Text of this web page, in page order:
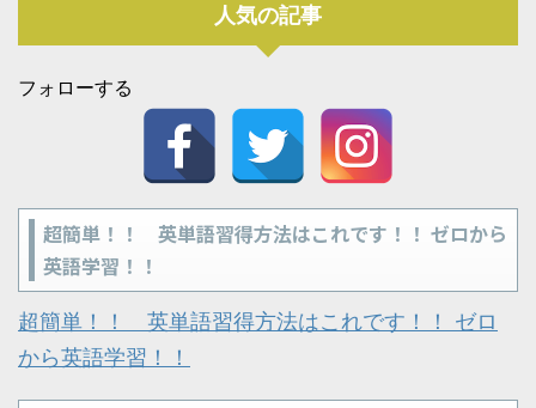
人気の記事
フォローする
超簡単！！ 英単語習得方法はこれです！！ ゼロから
英語学習！！
超簡単！！ 英単語習得方法はこれです！！ ゼロ
から英語学習！！